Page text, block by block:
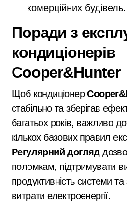
комерційних будівель.
Поради з
кондиціонерів
Cooper&Hunter
Щоб кондиціонер
стабільно та зберігав
багатьох років, важливо
кількох базових правил
Регулярний догляд
поломкам, підтримувати
продуктивність системи
витрати електроенергії.